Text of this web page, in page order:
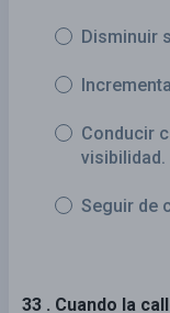
Disminuir
Conducir
visibilidad.
Seguir de
33 . Cuando la